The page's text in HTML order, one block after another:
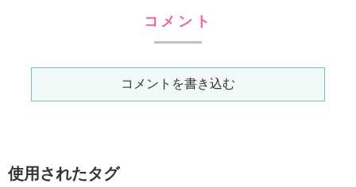
コメント
コメントを書き込む
使用されたタグ